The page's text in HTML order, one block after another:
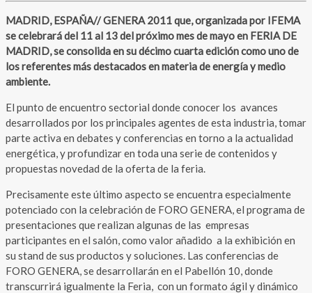
MADRID, ESPAÑA// GENERA 2011 que, organizada por IFEMA
se celebrará del 11 al 13 del próximo mes de mayo en FERIA DE
MADRID, se consolida en su décimo cuarta edición como uno de
los referentes más destacados en materia de energía y medio
ambiente.
El punto de encuentro sectorial donde conocer los avances
desarrollados por los principales agentes de esta industria, tomar
parte activa en debates y conferencias en torno a la actualidad
energética, y profundizar en toda una serie de contenidos y
propuestas novedad de la oferta de la feria.
Precisamente este último aspecto se encuentra especialmente
potenciado con la celebración de FORO GENERA, el programa de
presentaciones que realizan algunas de las empresas
participantes en el salón, como valor añadido a la exhibición en
su stand de sus productos y soluciones. Las conferencias de
FORO GENERA, se desarrollarán en el Pabellón 10, donde
transcurrirá igualmente la Feria, con un formato ágil y dinámico